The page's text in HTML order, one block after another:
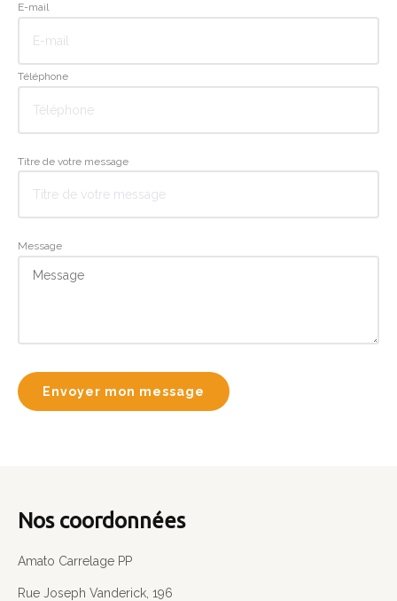
E-mail
Téléphone
Titre de votre message
Message
Envoyer mon message
Nos coordonnées
Amato Carrelage PP
Rue Joseph Vanderick, 196